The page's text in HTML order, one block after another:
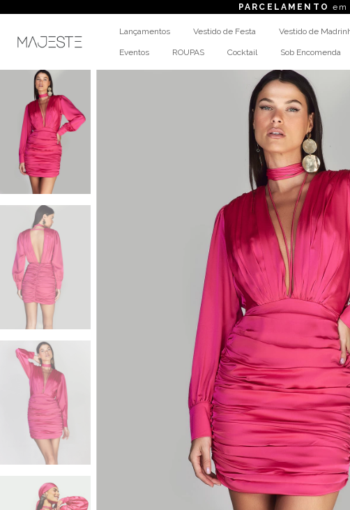
PARCELAMENTO em até
Lançamentos Vestido de Festa Vestido de
Eventos ROUPAS Cocktail Sob Encomenda